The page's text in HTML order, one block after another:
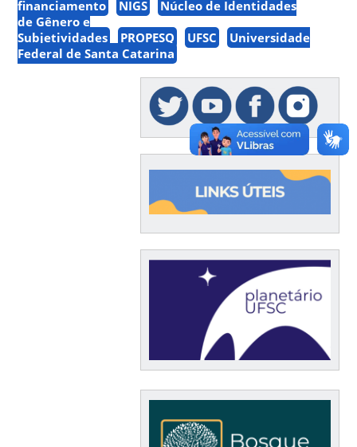
financiamento NIGS
Núcleo de Identidades
de Gênero e
Subjetividades
PROPESQ UFSC
Universidade
Federal de Santa Catarina